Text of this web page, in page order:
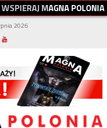
WSPIERAJMAGNAPOLONIA
2026